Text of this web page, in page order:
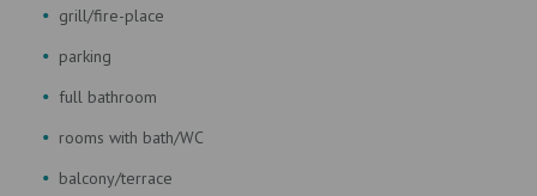
grill/fire-place
parking
full bathroom
rooms with bath/WC
balcony/terrace